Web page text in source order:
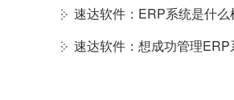
速达软件：ERP系统是什
速达软件：想成功管理